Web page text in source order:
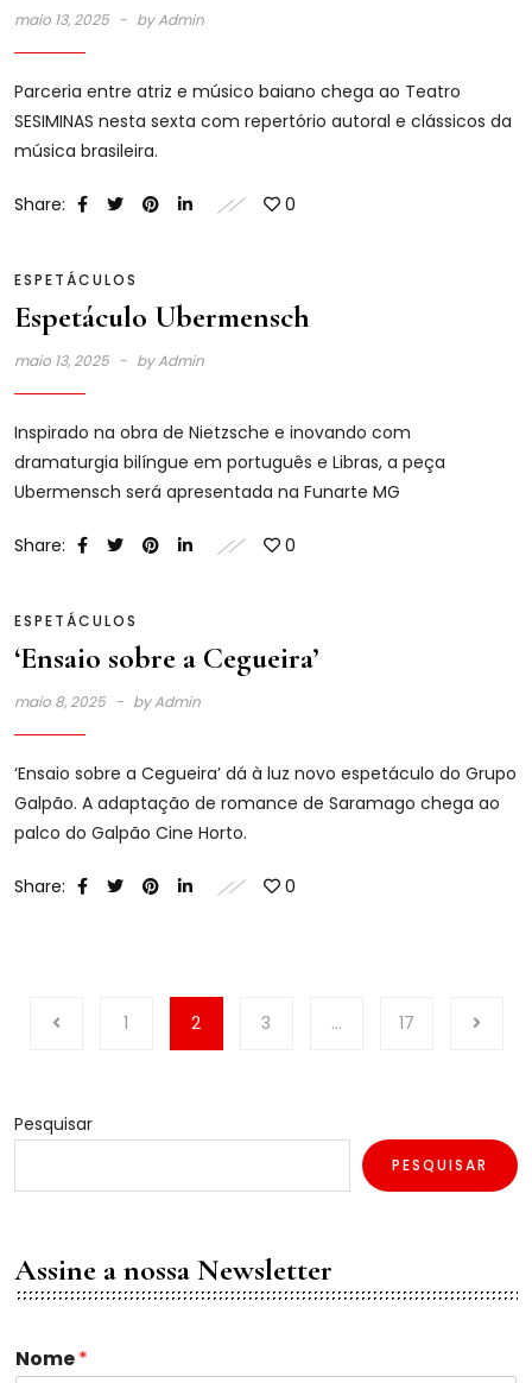
maio 13, 2025 byAdmin
Parceria entre atriz e músico baiano chega ao Teatro
SESIMINAS nesta sexta com repertório autoral e clássicos da
música brasileira.
Share: 0
ESPETÁCULOS
Espetáculo Ubermensch
maio 13, 2025 byAdmin
Inspirado na obra de Nietzsche e inovando com
dramaturgia bilíngue em português e Libras, a peça
Ubermensch será apresentada na Funarte MG
Share: 0
ESPETÁCULOS
‘Ensaio sobre a Cegueira’
maio 8, 2025 byAdmin
‘Ensaio sobre a Cegueira’ dá à luz novo espetáculo do Grupo
Galpão. A adaptação de romance de Saramago chega ao
palco do Galpão Cine Horto.
Share: 0
1 2 3 … 17
Pesquisar
PESQUISAR
Assine a nossa Newsletter
Nome*